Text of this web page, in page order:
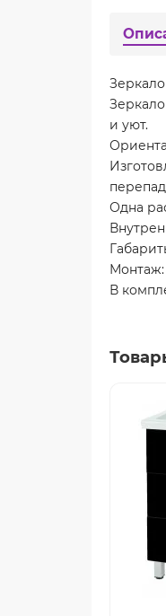
и уют.
Одна
Монтаж:
В